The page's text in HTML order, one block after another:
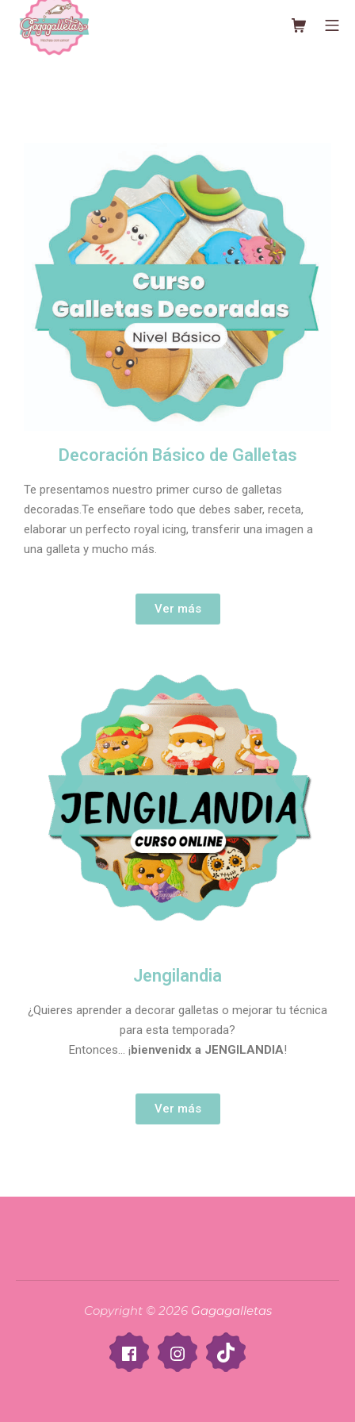
Decoración Básico de Galletas
Te presentamos nuestro primer curso de galletas
decoradas.Te enseñare todo que debes saber, receta,
elaborar un perfecto royal icing, transferir una imagen a
una galleta y mucho más.
Ver más
Jengilandia
¿Quieres aprender a decorar galletas o mejorar tu técnica
para esta temporada?
Entonces… ¡bienvenidx a JENGILANDIA!
Ver más
Copyright © 2026 Gagagalletas